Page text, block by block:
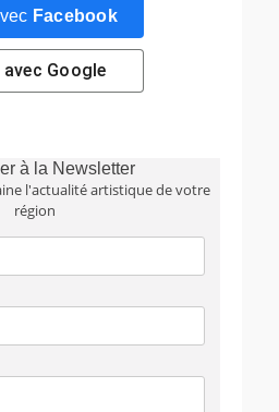
Facebook
Google
à la Newsletter
l'actualité artistique de votre
région